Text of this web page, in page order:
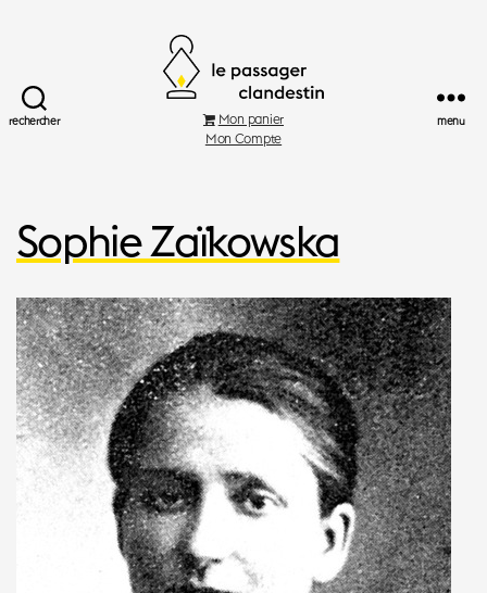
rechercher
Passager
Mon panier
Mon Compte
menu
Sophie Zaïkowska